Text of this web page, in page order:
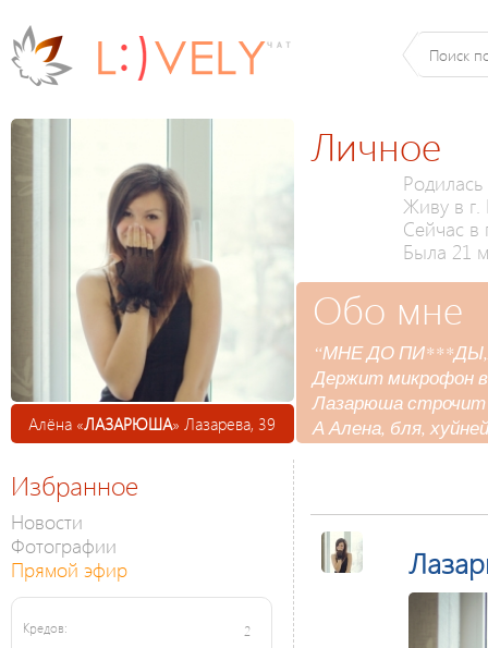
Алёна «ЛАЗАРЮША» Лазарева, 39
Личное
Живу в г.
Сейчас в
Была 21
Обо мне
“МНЕ ДО
Держит микрофон в
Лазарюша
А Алена, бля,
Избранное
Новости
Фотографии
Прямой эфир
Кредов: 2